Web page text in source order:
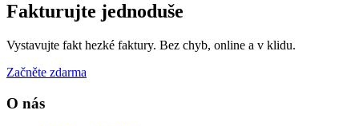
to
a
Fakturujte jednoduše
Vystavujte fakt hezké faktury. Bez chyb, online a v klidu.
Začněte zdarma
O nás